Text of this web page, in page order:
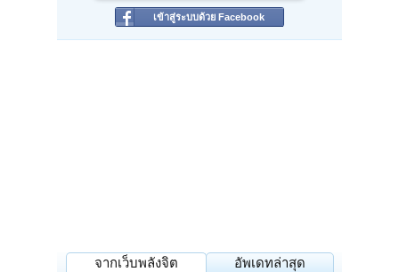
เข้าสู่ระบบด้วย Facebook
จากเว็บพลังจิต อัพเดทล่าสุด